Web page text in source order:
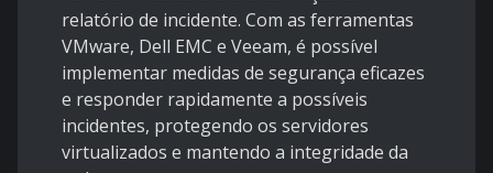
relatório de incidente. Com as ferramentas
VMware, Dell EMC e Veeam, é possível
implementar medidas de segurança eficazes
e responder rapidamente a possíveis
incidentes, protegendo os servidores
virtualizados e mantendo a integridade da